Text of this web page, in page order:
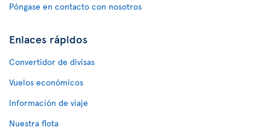
Póngase en contacto con nosotros
Enlaces rápidos
Convertidor de divisas
Vuelos económicos
Información de viaje
Nuestra flota